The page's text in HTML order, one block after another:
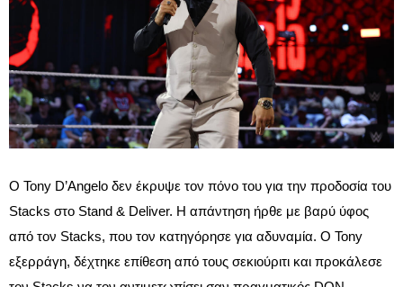
Ο Tony D’Angelo δεν έκρυψε τον πόνο του για την προδοσία του
Stacks στο Stand & Deliver. Η απάντηση ήρθε με βαρύ ύφος
από τον Stacks, που τον κατηγόρησε για αδυναμία. Ο Tony
εξερράγη, δέχτηκε επίθεση από τους σεκιούριτι και προκάλεσε